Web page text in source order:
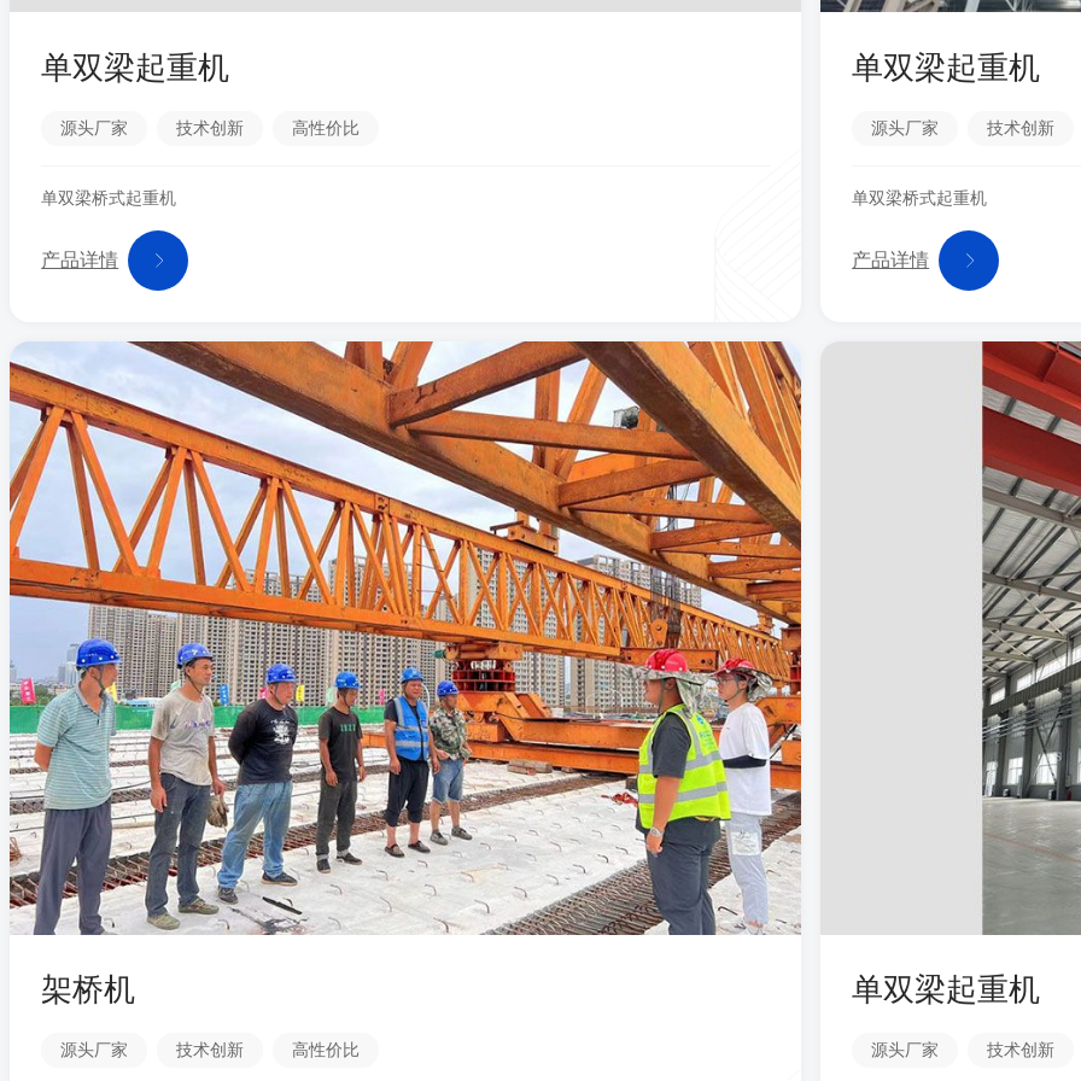
单双梁起重机
源头厂家 技术创新 高性价比
单双梁桥式起重机
产品详情
单双梁起重机
源头厂家 技术创新
单双梁桥式起重机
产品详情
架桥机
源头厂家 技术创新 高性价比
单双梁起重机
源头厂家 技术创新